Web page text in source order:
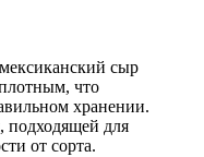
сыр
что
хранении.
, подходящей для
от сорта.